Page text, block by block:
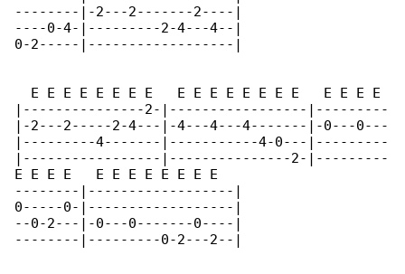
--------|-2---2-------2----|
----0-4-|---------2-4---4--|
0-2-----|------------------|
  E E E E E E E E   E E E E E E E E   E E E E
|---------------2-|-----------------|---------
|-2---2-----2-4---|-4---4---4-------|-0---0---
|---------4-------|-----------4-0---|---------
|-----------------|---------------2-|---------
E E E E   E E E E E E E E
--------|------------------|
0-----0-|------------------|
--0-2---|-0---0-------0----|
--------|---------0-2---2--|